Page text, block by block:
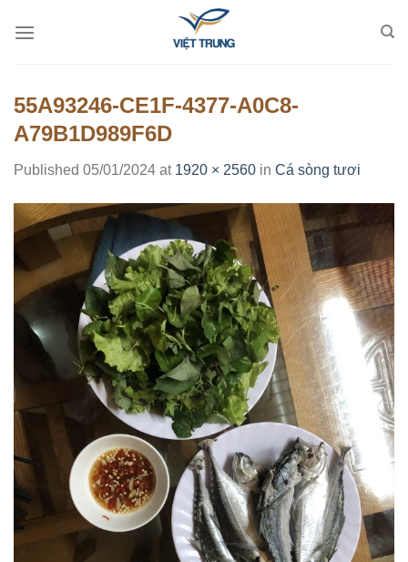
55A93246-CE1F-4377-A0C8-
A79B1D989F6D
Published 05/01/2024 at 1920 × 2560 in Cá sòng tươi